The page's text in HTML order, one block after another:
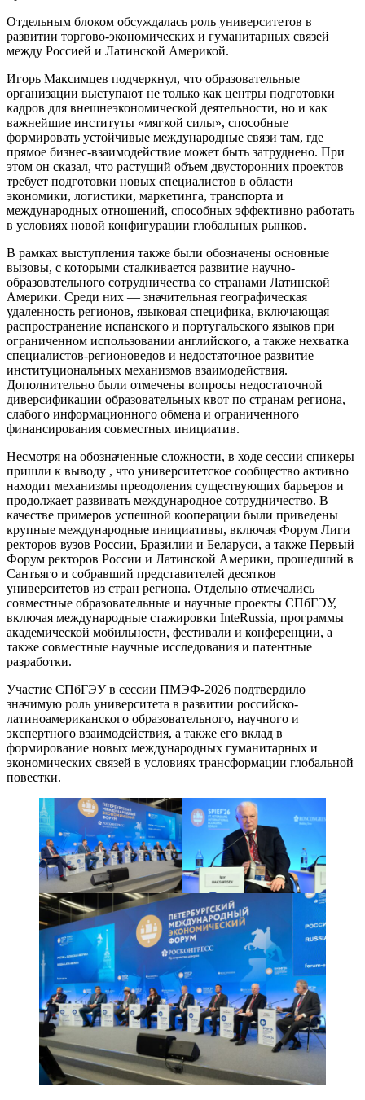
Отдельным блоком обсуждалась роль университетов в
развитии торгово-экономических и гуманитарных связей
между Россией и Латинской Америкой.
Игорь Максимцев подчеркнул, что образовательные
организации выступают не только как центры подготовки
кадров для внешнеэкономической деятельности, но и как
важнейшие институты «мягкой силы», способные
формировать устойчивые международные связи там, где
прямое бизнес-взаимодействие может быть затруднено. При
этом он сказал, что растущий объем двусторонних проектов
требует подготовки новых специалистов в области
экономики, логистики, маркетинга, транспорта и
международных отношений, способных эффективно работать
в условиях новой конфигурации глобальных рынков.
В рамках выступления также были обозначены основные
вызовы, с которыми сталкивается развитие научно-
образовательного сотрудничества со странами Латинской
Америки. Среди них — значительная географическая
удаленность регионов, языковая специфика, включающая
распространение испанского и португальского языков при
ограниченном использовании английского, а также нехватка
специалистов-регионоведов и недостаточное развитие
институциональных механизмов взаимодействия.
Дополнительно были отмечены вопросы недостаточной
диверсификации образовательных квот по странам региона,
слабого информационного обмена и ограниченного
финансирования совместных инициатив.
Несмотря на обозначенные сложности, в ходе сессии спикеры
пришли к выводу , что университетское сообщество активно
находит механизмы преодоления существующих барьеров и
продолжает развивать международное сотрудничество. В
качестве примеров успешной кооперации были приведены
крупные международные инициативы, включая Форум Лиги
ректоров вузов России, Бразилии и Беларуси, а также Первый
Форум ректоров России и Латинской Америки, прошедший в
Сантьяго и собравший представителей десятков
университетов из стран региона. Отдельно отмечались
совместные образовательные и научные проекты СПбГЭУ,
включая международные стажировки InteRussia, программы
академической мобильности, фестивали и конференции, а
также совместные научные исследования и патентные
разработки.
Участие СПбГЭУ в сессии ПМЭФ-2026 подтвердило
значимую роль университета в развитии российско-
латиноамериканского образовательного, научного и
экспертного взаимодействия, а также его вклад в
формирование новых международных гуманитарных и
экономических связей в условиях трансформации глобальной
повестки.